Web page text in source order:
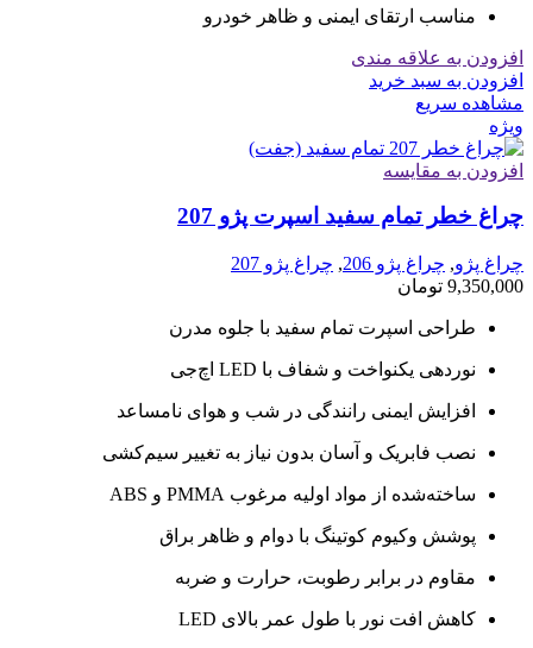
مناسب ارتقای ایمنی و ظاهر خودرو
افزودن به علاقه مندی
افزودن به سبد خرید
مشاهده سریع
ویژه
افزودن به مقایسه
چراغ خطر تمام سفید اسپرت پژو 207
چراغ پژو, چراغ پژو 206 , چراغ پژو 207
9,350,000 تومان
طراحی اسپرت تمام سفید با جلوه مدرن
نوردهی یکنواخت و شفاف با LED اچ‌جی
افزایش ایمنی رانندگی در شب و هوای نامساعد
نصب فابریک و آسان بدون نیاز به تغییر سیم‌کشی
ساخته‌شده از مواد اولیه مرغوب PMMA و ABS
پوشش وکیوم کوتینگ با دوام و ظاهر براق
مقاوم در برابر رطوبت، حرارت و ضربه
کاهش افت نور با طول عمر بالای LED